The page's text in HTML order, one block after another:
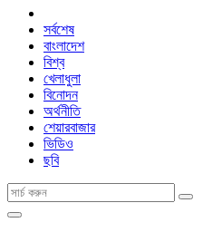
সর্বশেষ
বাংলাদেশ
বিশ্ব
খেলাধুলা
বিনোদন
অর্থনীতি
শেয়ারবাজার
ভিডিও
ছবি